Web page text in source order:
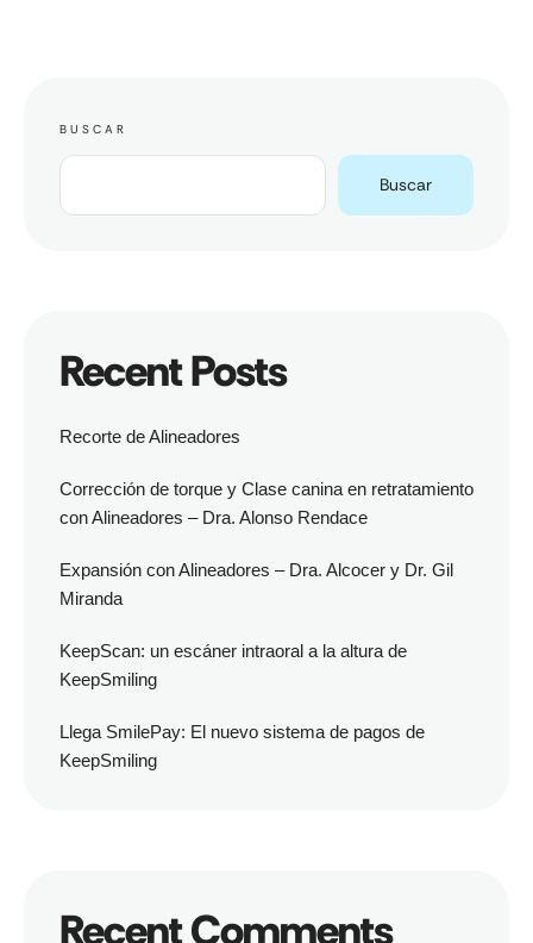
BUSCAR
Buscar
Recent Posts
Recorte de Alineadores
Corrección de torque y Clase canina en retratamiento
con Alineadores – Dra. Alonso Rendace
Expansión con Alineadores – Dra. Alcocer y Dr. Gil
Miranda
KeepScan: un escáner intraoral a la altura de
KeepSmiling
Llega SmilePay: El nuevo sistema de pagos de
KeepSmiling
Recent Comments